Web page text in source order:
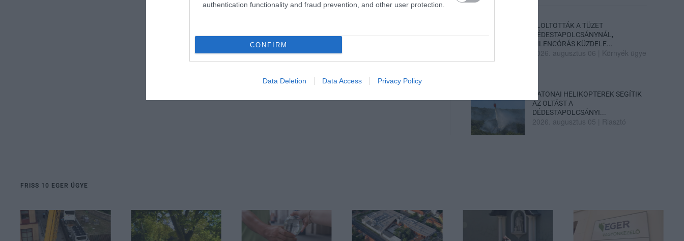
authentication functionality and fraud prevention, and other user protection.
CONFIRM
Data Deletion Data Access Privacy Policy
ELOLTOTTÁK A TÜZET
DÉDESTAPOLCSÁNYNÁL,
KILENCÓRÁS KÜZDELE...
2026. augusztus 06 Környék ügye
KATONAI HELIKOPTEREK SEGÍTIK
AZ OLTÁST A
DÉDESTAPOLCSÁNYI...
2026. augusztus 05 Riasztó
FRISS 10 EGER ÜGYE